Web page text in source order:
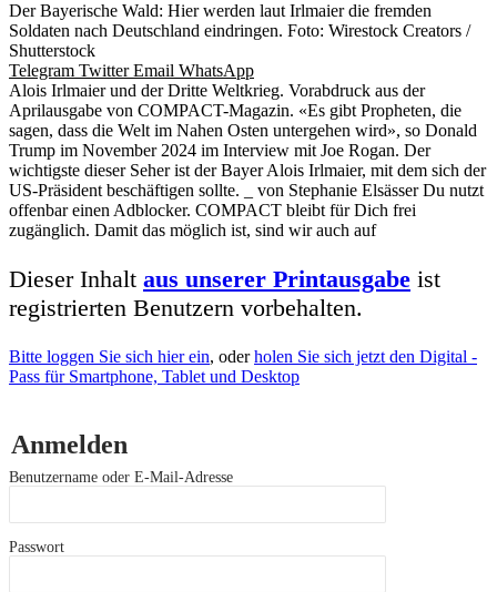
Der Bayerische Wald: Hier werden laut Irlmaier die fremden
Soldaten nach Deutschland eindringen. Foto: Wirestock Creators /
Shutterstock
Telegram Twitter Email WhatsApp
Alois Irlmaier und der Dritte Weltkrieg. Vorabdruck aus der
Aprilausgabe von COMPACT-Magazin. «Es gibt Propheten, die
sagen, dass die Welt im Nahen Osten untergehen wird», so Donald
Trump im November 2024 im Interview mit Joe Rogan. Der
wichtigste dieser Seher ist der Bayer Alois Irlmaier, mit dem sich der
US-Präsident beschäftigen sollte. _ von Stephanie Elsässer Du nutzt
offenbar einen Adblocker. COMPACT bleibt für Dich frei
zugänglich. Damit das möglich ist, sind wir auch auf
Dieser Inhalt aus unserer Printausgabe ist
registrierten Benutzern vorbehalten.
Bitte loggen Sie sich hier ein, oderholen Sie sich jetzt den Digital -
Pass für Smartphone, Tablet und Desktop
Anmelden
Benutzername oder E-Mail-Adresse
Passwort